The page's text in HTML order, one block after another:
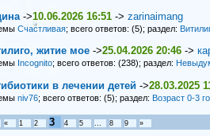
->10.06.2026 16:51 ->zarinaimang
Счастливая; всего ответов: (5); раздел:
житие мое ->25.04.2026 20:46 ->
Incognito; всего ответов: (238); раздел:
в лечении детей ->28.03.2025
niv76; всего ответов: (5); раздел: Возраст 0-3
« 1 2 3 4 5 … 8 9 »